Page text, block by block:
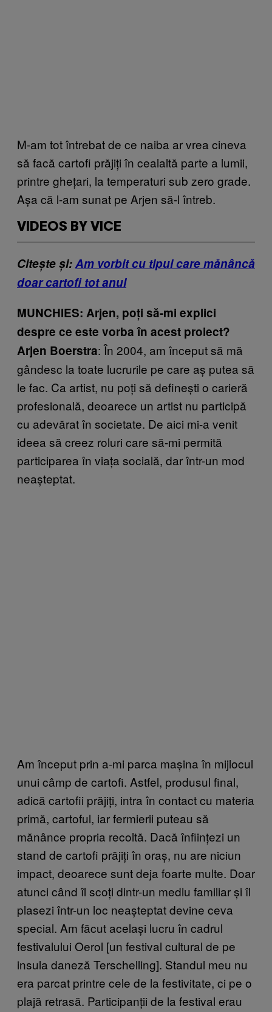
M-am tot întrebat de ce naiba ar vrea cineva
să facă cartofi prăjiți în cealaltă parte a lumii,
printre ghețari, la temperaturi sub zero grade.
Așa că l-am sunat pe Arjen să-l întreb.
VIDEOS BY VICE
Citește și:Am vorbit cu tipul care mănâncă
doar cartofi tot anul
MUNCHIES: Arjen, poți să-mi explici
despre ce este vorba în acest proiect?
Arjen Boerstra: În 2004, am început să mă
gândesc la toate lucrurile pe care aș putea să
le fac. Ca artist, nu poți să definești o carieră
profesională, deoarece un artist nu participă
cu adevărat în societate. De aici mi-a venit
ideea să creez roluri care să-mi permită
participarea în viața socială, dar într-un mod
neașteptat.
Am început prin a-mi parca mașina în mijlocul
unui câmp de cartofi. Astfel, produsul final,
adică cartofii prăjiți, intra în contact cu materia
primă, cartoful, iar fermierii puteau să
mănânce propria recoltă. Dacă înființezi un
stand de cartofi prăjiți în oraș, nu are niciun
impact, deoarece sunt deja foarte multe. Doar
atunci când îl scoți dintr-un mediu familiar și îl
plasezi într-un loc neașteptat devine ceva
special. Am făcut același lucru în cadrul
festivalului Oerol [un festival cultural de pe
insula daneză Terschelling]. Standul meu nu
era parcat printre cele de la festivitate, ci pe o
plajă retrasă. Participanții de la festival erau